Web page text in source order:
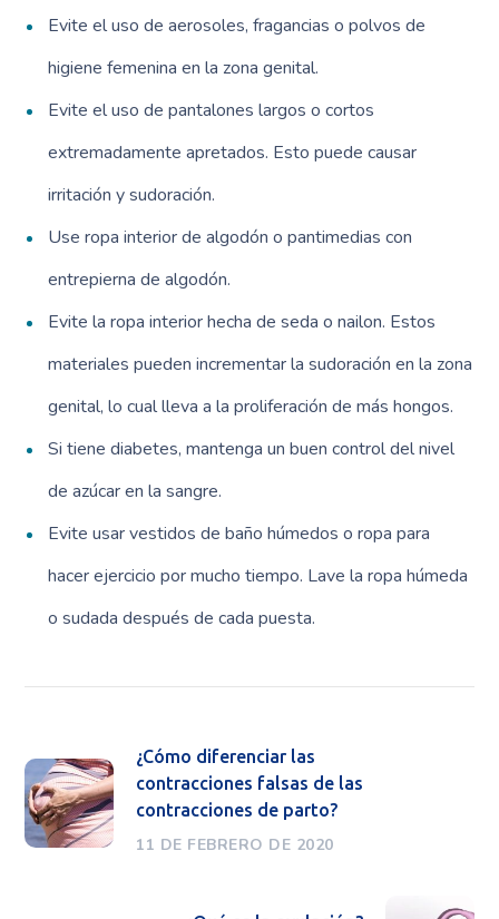
Evite el uso de aerosoles, fragancias o polvos de
higiene femenina en la zona genital.
Evite el uso de pantalones largos o cortos
extremadamente apretados. Esto puede causar
irritación y sudoración.
Use ropa interior de algodón o pantimedias con
entrepierna de algodón.
Evite la ropa interior hecha de seda o nailon. Estos
materiales pueden incrementar la sudoración en la zona
genital, lo cual lleva a la proliferación de más hongos.
Si tiene diabetes, mantenga un buen control del nivel
de azúcar en la sangre.
Evite usar vestidos de baño húmedos o ropa para
hacer ejercicio por mucho tiempo. Lave la ropa húmeda
o sudada después de cada puesta.
¿Cómo diferenciar las
contracciones falsas de las
contracciones de parto?
11 DE FEBRERO DE 2020